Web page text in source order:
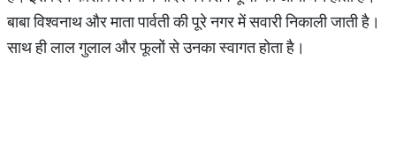
बाबा विश्वनाथ और माता पार्वती की पूरे नगर में सवारी निकाली जाती है।
साथ ही लाल गुलाल और फूलों से उनका स्वागत होता है।